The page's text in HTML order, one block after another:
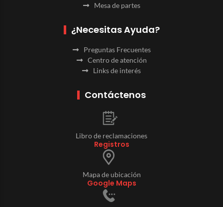
Mesa de partes
¿Necesitas Ayuda?
Preguntas Frecuentes
Centro de atención
Links de interés
Contáctenos
Libro de reclamaciones
Registros
Mapa de ubicación
Google Maps